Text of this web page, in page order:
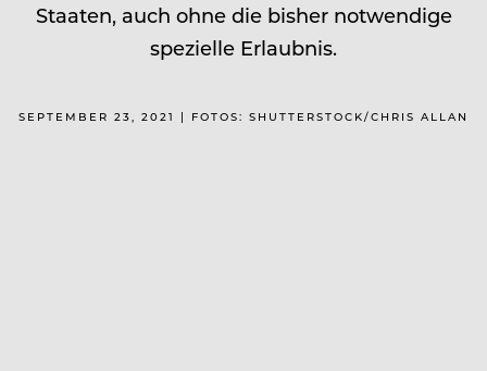
Staaten, auch ohne die bisher notwendige
spezielle Erlaubnis.
SEPTEMBER 23, 2021 | FOTOS: SHUTTERSTOCK/CHRIS ALLAN